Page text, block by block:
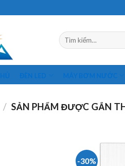
Tìm
kiếm:
ĐÈN LED MÁY BƠM NƯỚC
/ SẢN PHẨM ĐƯỢC GẮN
-30%